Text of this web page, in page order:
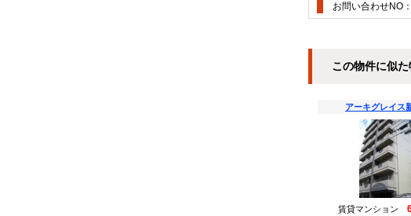
お問い合わせNO
この物件に似た
アーキグレイス
賃貸マンション